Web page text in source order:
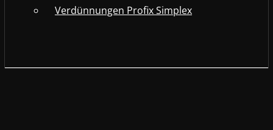
Verdünnungen Profix Simplex